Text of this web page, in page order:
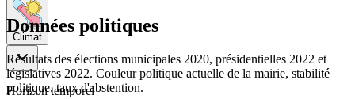
Climat
Horizon temporel
Données politiques
Résultats des élections municipales 2020, présidentielles 2022 et
législatives 2022. Couleur politique actuelle de la mairie, stabilité
politique, taux d'abstention.